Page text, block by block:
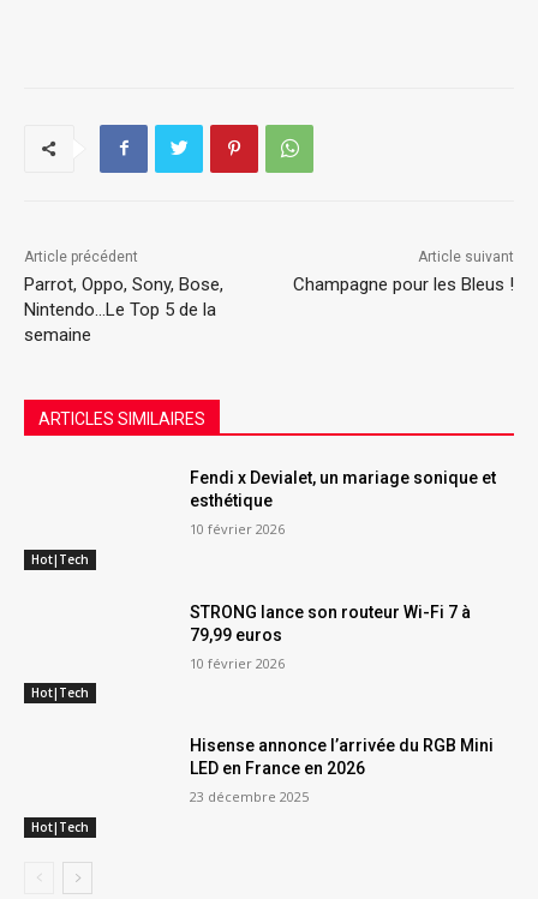
Article précédent
Parrot, Oppo, Sony, Bose,
Nintendo…Le Top 5 de la
semaine
Article suivant
Champagne pour les Bleus !
ARTICLES SIMILAIRES
Hot|Tech
Fendi x Devialet, un mariage sonique et
esthétique
10 février 2026
Hot|Tech
STRONG lance son routeur Wi-Fi 7 à
79,99 euros
10 février 2026
Hot|Tech
Hisense annonce l’arrivée du RGB Mini
LED en France en 2026
23 décembre 2025